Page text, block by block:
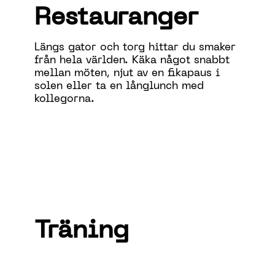
Restauranger
Längs gator och torg hittar du smaker
från hela världen. Käka något snabbt
mellan möten, njut av en fikapaus i
solen eller ta en långlunch med
kollegorna.
Träning